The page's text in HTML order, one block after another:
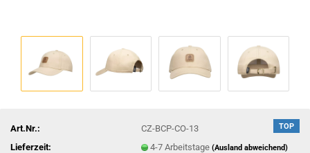
TOP
Art.Nr.:
CZ-BCP-CO-13
Lieferzeit:
4-7 Arbeitstage(Ausland abweichend)